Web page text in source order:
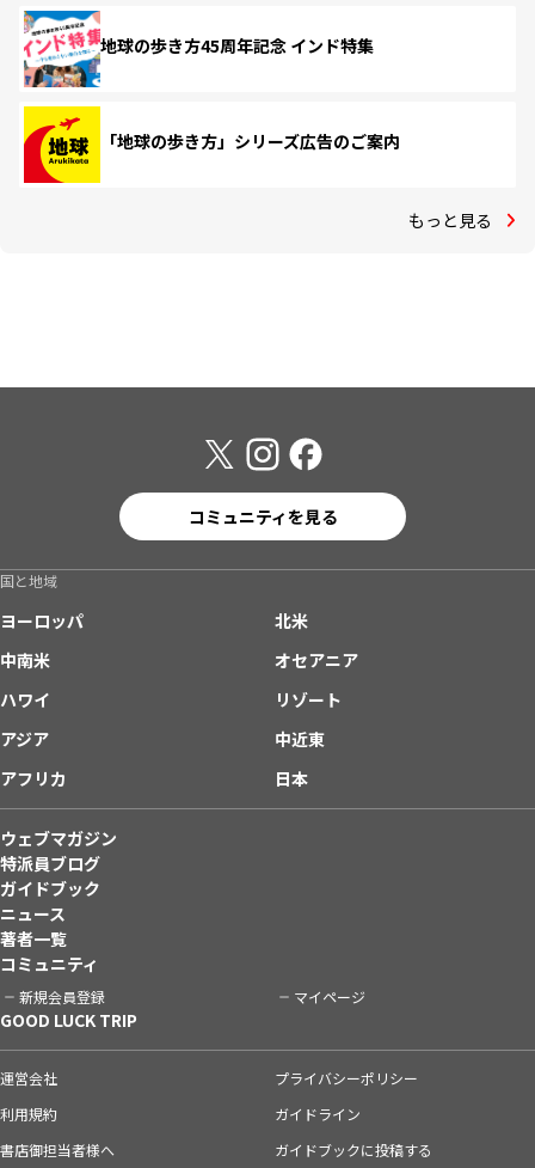
地球の歩き方45周年記念 インド特集
「地球の歩き方」シリーズ広告のご案内
もっと見る
コミュニティを見る
国と地域
ヨーロッパ
北米
中南米
オセアニア
ハワイ
リゾート
アジア
中近東
アフリカ
日本
ウェブマガジン
特派員ブログ
ガイドブック
ニュース
著者一覧
コミュニティ
新規会員登録 マイページ
GOOD LUCK TRIP
運営会社
プライバシーポリシー
利用規約
ガイドライン
書店御担当者様へ
ガイドブックに投稿する